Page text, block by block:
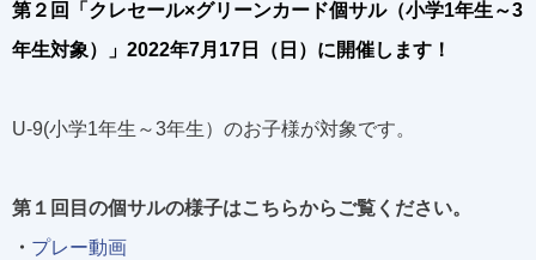
第２回「クレセール×グリーンカード個サル（小学1年生～3
年生対象）」2022年7月17日（日）に開催します！
U-9(小学1年生～3年生）のお子様が対象です。
第１回目の個サルの様子はこちらからご覧ください。
・ プレー動画